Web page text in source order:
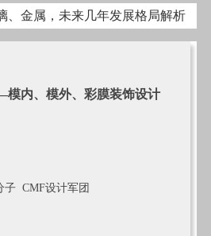
模内、模外、彩膜装饰设计
子 CMF设计军团